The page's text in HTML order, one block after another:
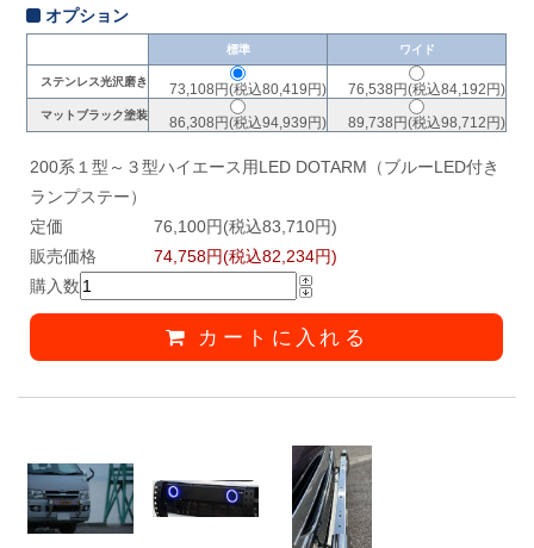
オプション
標準 ワイド
ステンレス光沢磨き 73,108円(税込80,419円) 76,538円(税込84,192円)
マットブラック塗装 86,308円(税込94,939円) 89,738円(税込98,712円)
200系１型～３型ハイエース用LED DOTARM（ブルーLED付き
ランプステー）
定価
76,100円(税込83,710円)
販売価格
74,758円(税込82,234円)
購入数
カートに入れる